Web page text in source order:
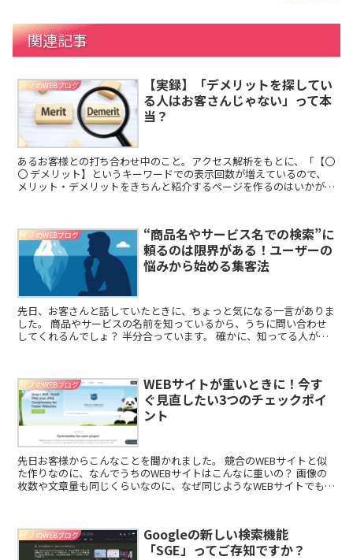
関連記事
イノのWEBブログ
【実録】「デメリットを探してい
る人はお客さんじゃない」って本
当？
あるお客様との打ち合わせ中のこと。アクセス解析をもとに、「【〇
〇 デメリット】というキーワードでの表示回数が増えているので、
メリット・デメリットをきちんと紹介するページを作るのはいかがで
イノのWEBブログ
“商品名やサービス名での検索”に
頼るのは限界がある！ユーザーの
悩みから始める集客法
先日、お客さんと話していたときに、ちょっと気になる一言がありま
した。 商品やサービスの名前を知っているから、うちに問い合わせ
してくれるんでしょ？ 半分合っています。 確かに、知ってる人が検
イノのWEBブログ
WEBサイトが重いときに！今す
ぐ見直したい3つのチェックポイ
ント
先日お客様からこんなことを聞かれました。 競合のWEBサイトと似
た作りなのに、なんでうちのWEBサイトはこんなに重いの？ 画像の
枚数や文章量も同じくらいなのに、なぜ同じようなWEBサイトでも表
イノのWEBブログ
Googleの新しい検索機能
「SGE」ってご存知ですか？